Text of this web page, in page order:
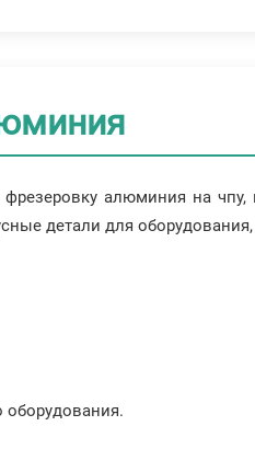
алюминия на
детали для
оборудования.